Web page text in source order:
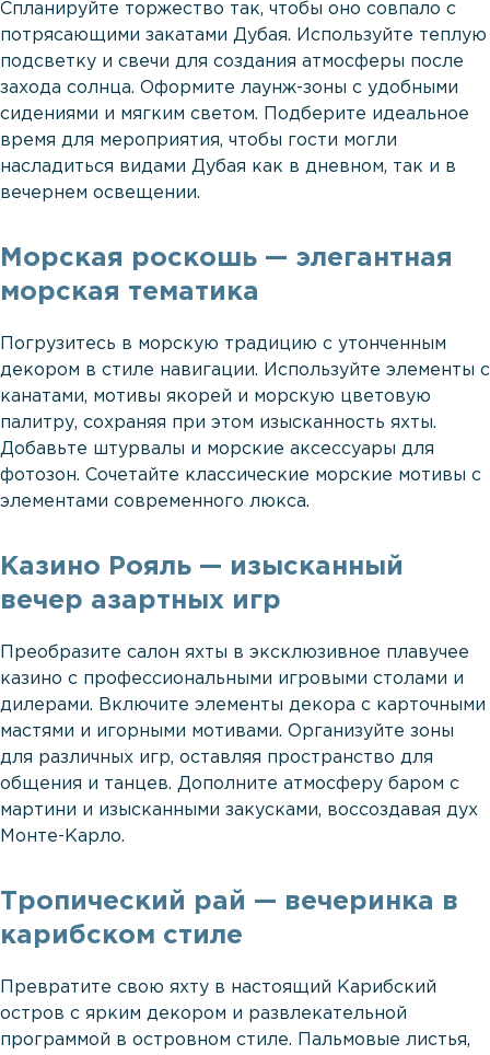
Спланируйте торжество так, чтобы оно совпало с
потрясающими закатами Дубая. Используйте теплую
подсветку и свечи для создания атмосферы после
захода солнца. Оформите лаунж-зоны с удобными
сидениями и мягким светом. Подберите идеальное
время для мероприятия, чтобы гости могли
насладиться видами Дубая как в дневном, так и в
вечернем освещении.
Морская роскошь — элегантная
морская тематика
Погрузитесь в морскую традицию с утонченным
декором в стиле навигации. Используйте элементы с
канатами, мотивы якорей и морскую цветовую
палитру, сохраняя при этом изысканность яхты.
Добавьте штурвалы и морские аксессуары для
фотозон. Сочетайте классические морские мотивы с
элементами современного люкса.
Казино Рояль — изысканный
вечер азартных игр
Преобразите салон яхты в эксклюзивное плавучее
казино с профессиональными игровыми столами и
дилерами. Включите элементы декора с карточными
мастями и игорными мотивами. Организуйте зоны
для различных игр, оставляя пространство для
общения и танцев. Дополните атмосферу баром с
мартини и изысканными закусками, воссоздавая дух
Монте-Карло.
Тропический рай — вечеринка в
карибском стиле
Превратите свою яхту в настоящий Карибский
остров с ярким декором и развлекательной
программой в островном стиле. Пальмовые листья,